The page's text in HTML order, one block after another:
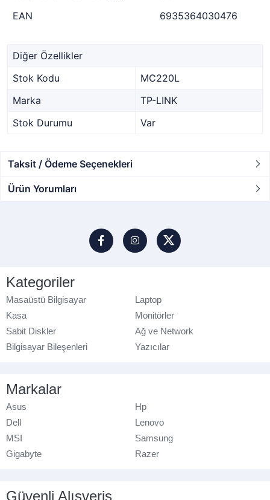
EAN
6935364030476
Diğer Özellikler
Stok Kodu
MC220L
Marka
TP-LINK
Stok Durumu
Var
Taksit / Ödeme Seçenekleri
Ürün Yorumları
Kategoriler
Masaüstü Bilgisayar
Laptop
Kasa
Monitörler
Sabit Diskler
Ağ ve Network
Bilgisayar Bileşenleri
Yazıcılar
Markalar
Asus
Hp
Dell
Lenovo
MSI
Samsung
Gigabyte
Razer
Güvenli Alışveriş